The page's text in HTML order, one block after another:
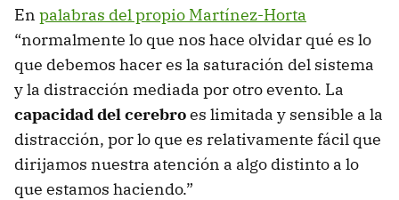
En palabras del propio Martínez-Horta
“normalmente lo que nos hace olvidar qué es lo
que debemos hacer es la saturación del sistema
y la distracción mediada por otro evento. La
capacidad del cerebroes limitada y sensible a la
distracción, por lo que es relativamente fácil que
dirijamos nuestra atención a algo distinto a lo
que estamos haciendo.”